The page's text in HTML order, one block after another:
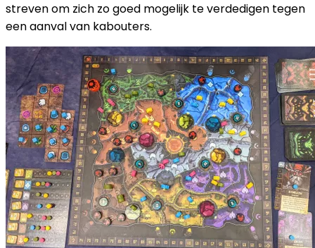
streven om zich zo goed mogelijk te verdedigen tegen
een aanval van kabouters.